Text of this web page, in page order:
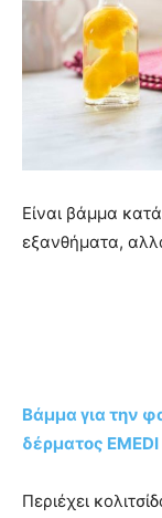
Είναι βάμμα
εξανθήματα,
Βάμμα για την
δέρματος EMEDI
Περιέχει